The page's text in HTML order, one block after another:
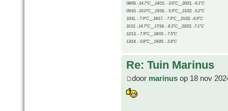
08/09, -14.7°C__14/15, - 3.6°C__20/21, -9.1°C
09/10, -10.0°C__15/16, - 5.9°C__21/22, -5.2°C
10/11, - 7.9°C__16/17, - 7.9°C__21/22, -6.9°C
11/12, -14.7°C__17/18, - 8.3°C__22/23, -7.1°C
12/13, - 7.9°C__18/19, - 7.5°C
13/14, - 0.8°C__19/20, - 2.8°C
Re: Tuin Marinus
door marinus op 18 nov